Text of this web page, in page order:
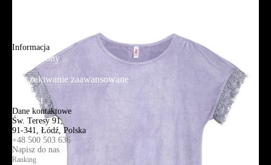
Informacja
Mapa strony
Wyszukiwanie zaawansowane
Kontakt
Dane kontaktowe
Św. Teresy 91,
91-341, Łódź, Polska
+48 500 503 636
Napisz do nas
Ranking